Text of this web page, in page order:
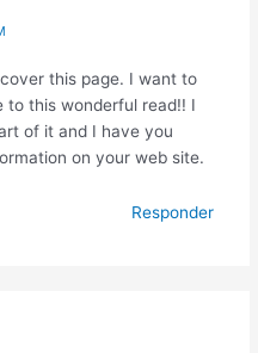
this page. I want to
to this wonderful read!! I
of it and I have you
on your web site.
Responder